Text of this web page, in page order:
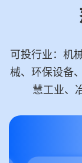
可投行业：机
械、环保设备
慧工业、